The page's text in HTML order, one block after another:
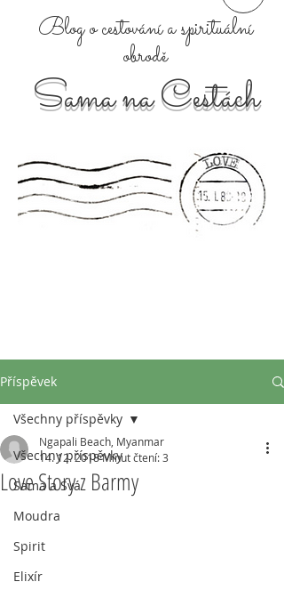
Sama na Cestách
Blog o cestování a spirituální
obrodě
Příspěvek
Všechny příspěvky
Sama a Svá
Moudra
Spirit
Elixír
Všechny příspěvky
Love Story z Barmy
Ngapali Beach, Myanmar
14. 12. 2018Minut čtení: 3